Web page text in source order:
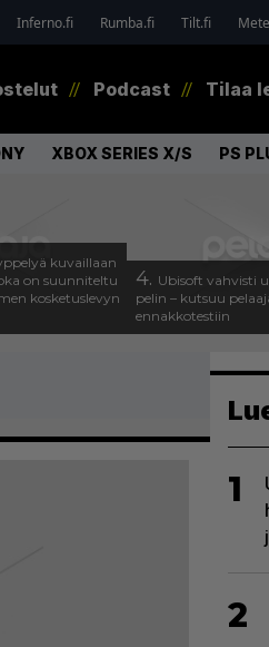
Inferno.fi Rumba.fi Tilt.fi
Podcast Tilaa
XBOX SERIES X/S PS
kuvaillaan
on suunniteltu
kosketuslevyn
4. Ubisoft vahvisti
pelin – kutsuu
ennakkotestiin
1
2